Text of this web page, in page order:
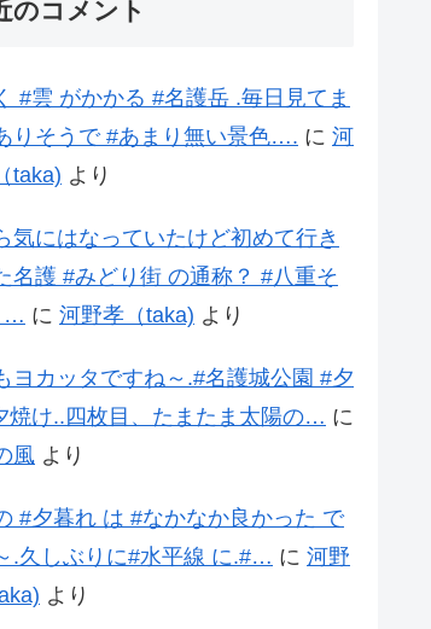
のコメント
#雲 がかかる #名護岳 .毎日見てま
りそうで #あまり無い景色…. に 河
taka) より
気にはなっていたけど初めて行き
名護 #みどり街 の通称？ #八重そ
… に 河野孝（taka) より
ヨカッタですね～.#名護城公園 #夕
焼け..四枚目、たまたま太陽の… に
風 より
#夕暮れ は #なかなか良かった で
.久しぶりに#水平線 に.#… に 河野
より